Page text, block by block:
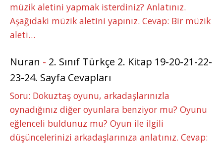
müzik aletini yapmak isterdiniz? Anlatınız.
Aşağıdaki müzik aletini yapınız. Cevap: Bir müzik
aleti…
Nuran - 2. Sınıf Türkçe 2. Kitap 19-20-21-22-
23-24. Sayfa Cevapları
Soru: Dokuztaş oyunu, arkadaşlarınızla
oynadığınız diğer oyunlara benziyor mu? Oyunu
eğlenceli buldunuz mu? Oyun ile ilgili
düşüncelerinizi arkadaşlarınıza anlatınız. Cevap: